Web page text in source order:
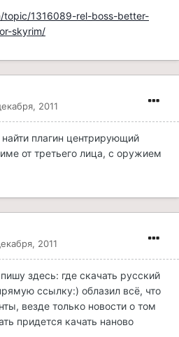
topic/1316089-rel-boss-better-
skyrim/
2011
плагин центрирующий
от третьего лица, с оружием
2011
здесь: где скачать русский
ссылку:) облазил всё, что
везде только новости о том
придется качать наново